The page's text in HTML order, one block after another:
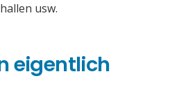
usw.
eigentlich